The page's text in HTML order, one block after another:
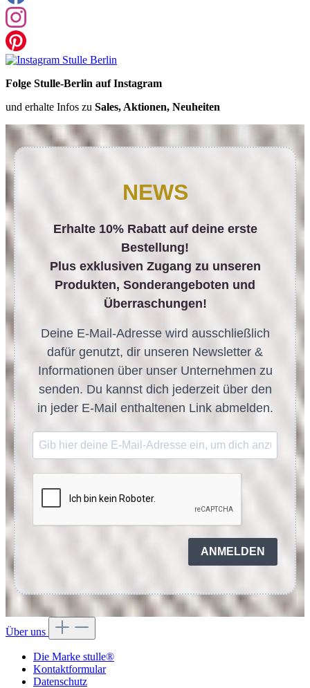
Folge Stulle-Berlin auf Instagram
und erhalte Infos zu Sales, Aktionen, Neuheiten
NEWS
Erhalte 10% Rabatt auf deine erste
Bestellung!
Plus exklusiven Zugang zu unseren
Produkten, Sonderangeboten und
Überraschungen!
Deine E-Mail-Adresse wird ausschließlich
dafür genutzt, dir unseren Newsletter &
Informationen über unser Unternehmen zu
senden. Du kannst dich jederzeit über den
in jeder E-Mail enthaltenen Link abmelden.
ANMELDEN
Über uns
Die Marke stulle®
Kontaktformular
Datenschutz